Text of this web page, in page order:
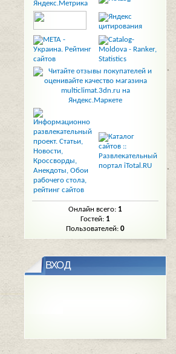
Онлайн всего: 1
Гостей: 1
Пользователей: 0
ВХОД